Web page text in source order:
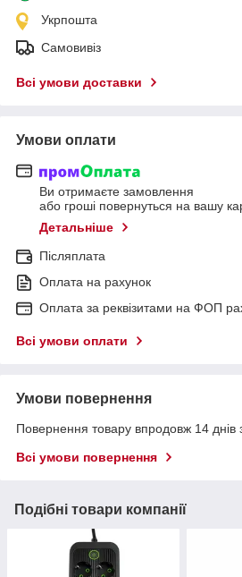
Укрпошта
Самовивіз
Всі умови доставки
Умови оплати
Ви отримаєте замовлення
або гроші повернуться на вашу
Детальніше
Післяплата
Оплата на рахунок
Оплата за реквізитами на ФОП
Всі умови оплати
Умови повернення
Повернення товару впродовж 14 днів
Всі умови повернення
Подібні товари компанії